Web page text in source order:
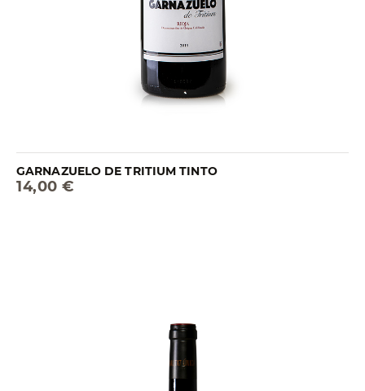
GARNAZUELO DE TRITIUM TINTO
14,00 €